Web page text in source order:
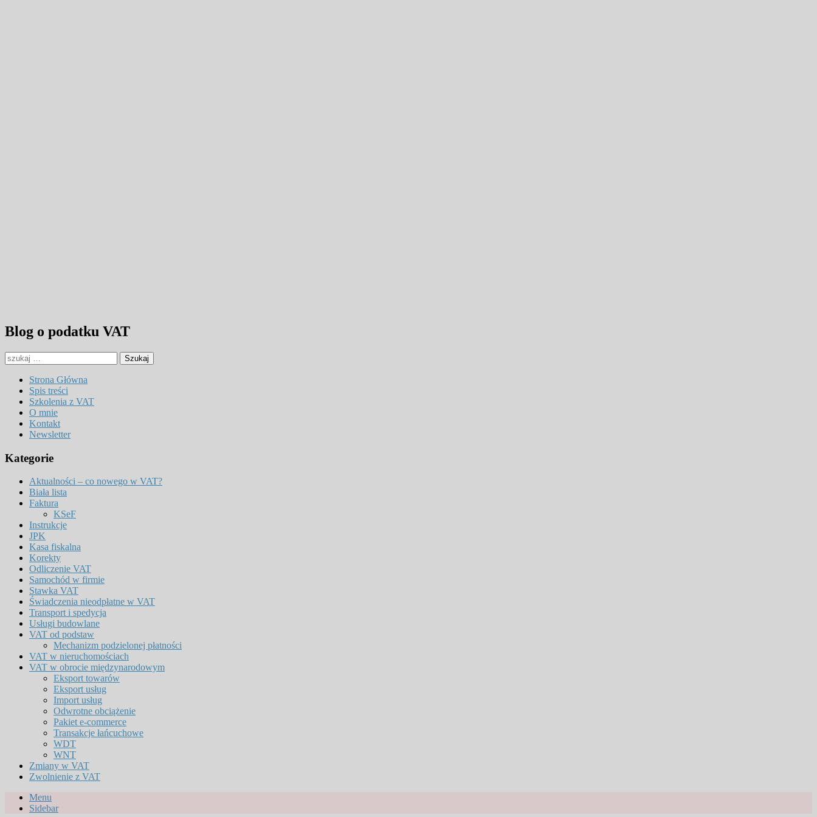
Blog o podatku VAT
Strona Główna
Spis treści
Szkolenia z VAT
O mnie
Kontakt
Newsletter
Kategorie
Aktualności – co nowego w VAT?
Biała lista
Faktura
KSeF
Instrukcje
JPK
Kasa fiskalna
Korekty
Odliczenie VAT
Samochód w firmie
Stawka VAT
Świadczenia nieodpłatne w VAT
Transport i spedycja
Usługi budowlane
VAT od podstaw
Mechanizm podzielonej płatności
VAT w nieruchomościach
VAT w obrocie międzynarodowym
Eksport towarów
Eksport usług
Import usług
Odwrotne obciążenie
Pakiet e-commerce
Transakcje łańcuchowe
WDT
WNT
Zmiany w VAT
Zwolnienie z VAT
Menu
Sidebar